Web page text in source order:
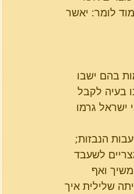
לומר: יאשר
בהם ישבו
בעיה לקבל
ישראל גרמו
הנבזות;
לשעבד
ואף
שלילית איך